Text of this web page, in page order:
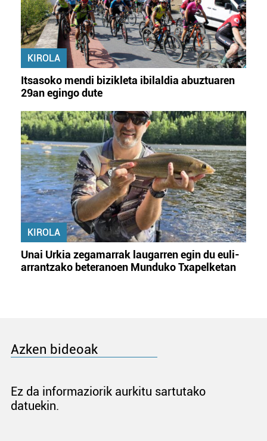
KIROLA
Itsasoko mendi bizikleta ibilaldia abuztuaren
29an egingo dute
KIROLA
Unai Urkia zegamarrak laugarren egin du euli-
arrantzako beteranoen Munduko Txapelketan
Azken bideoak
Ez da informaziorik aurkitu sartutako
datuekin.